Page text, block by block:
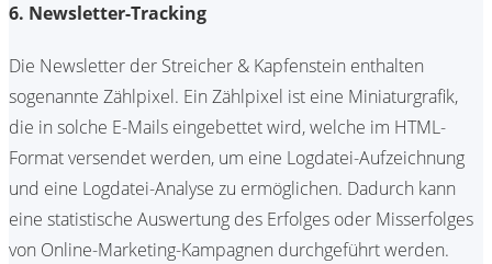
6. Newsletter-Tracking
Die Newsletter der Streicher & Kapfenstein enthalten
sogenannte Zählpixel. Ein Zählpixel ist eine Miniaturgrafik,
die in solche E-Mails eingebettet wird, welche im HTML-
Format versendet werden, um eine Logdatei-Aufzeichnung
und eine Logdatei-Analyse zu ermöglichen. Dadurch kann
eine statistische Auswertung des Erfolges oder Misserfolges
von Online-Marketing-Kampagnen durchgeführt werden.